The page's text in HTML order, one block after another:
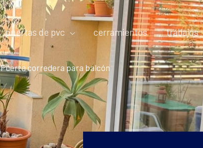
puertas de pvc cerramientos trabajos
Puerta corredera para balcón